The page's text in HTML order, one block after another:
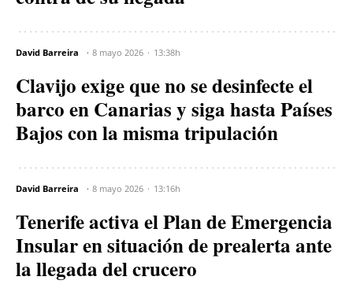
David Barreira 8 mayo 2026 13:38h
Clavijo exige que no se desinfecte el
barco en Canarias y siga hasta Países
Bajos con la misma tripulación
David Barreira 8 mayo 2026 13:16h
Tenerife activa el Plan de Emergencia
Insular en situación de prealerta ante
la llegada del crucero